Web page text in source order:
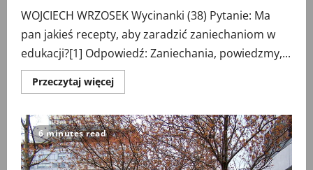
WOJCIECH WRZOSEK Wycinanki (38) Pytanie: Ma
pan jakieś recepty, aby zaradzić zaniechaniom w
edukacji?[1] Odpowiedź: Zaniechania, powiedzmy,...
Przeczytaj więcejPrzeczytaj
więcej
(38)
6 minutes read